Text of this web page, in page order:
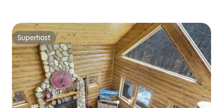
Superhost
Superhost